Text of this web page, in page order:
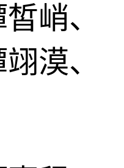
峭、
漠、